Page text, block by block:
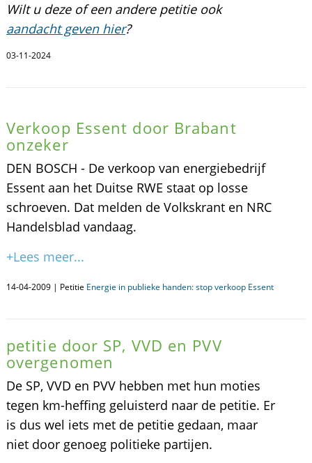
Wilt u deze of een andere petitie ook
aandacht geven hier?
03-11-2024
Verkoop Essent door Brabant
onzeker
DEN BOSCH - De verkoop van energiebedrijf
Essent aan het Duitse RWE staat op losse
schroeven. Dat melden de Volkskrant en NRC
Handelsblad vandaag.
+Lees meer...
14-04-2009 | Petitie Energie in publieke handen: stop verkoop Essent
petitie door SP, VVD en PVV
overgenomen
De SP, VVD en PVV hebben met hun moties
tegen km-heffing geluisterd naar de petitie. Er
is dus wel iets met de petitie gedaan, maar
niet door genoeg politieke partijen.